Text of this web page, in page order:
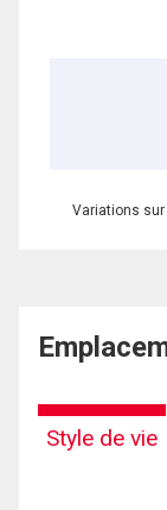
Variations
Style de vie